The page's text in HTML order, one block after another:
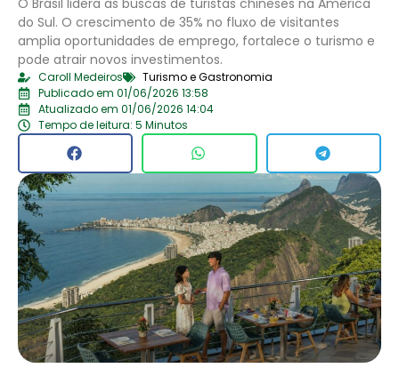
do Sul. O crescimento de 35% no fluxo de visitantes
amplia oportunidades de emprego, fortalece o turismo e
pode atrair novos investimentos.
Caroll Medeiros
Turismo e Gastronomia
Publicado em 01/06/2026 13:58
Atualizado em 01/06/2026 14:04
Tempo de leitura: 5 Minutos